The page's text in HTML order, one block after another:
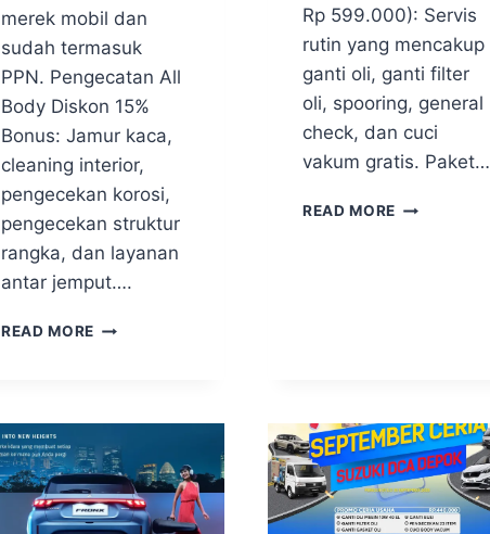
merek mobil dan
sudah termasuk
PPN. Pengecatan All
Body Diskon 15%
Bonus: Jamur kaca,
cleaning interior,
pengecekan korosi,
pengecekan struktur
rangka, dan layanan
antar jemput….
READ MORE
Rp 599.000): Servis
rutin yang mencakup
ganti oli, ganti filter
oli, spooring, general
check, dan cuci
vakum gratis. Paket…
READ MORE